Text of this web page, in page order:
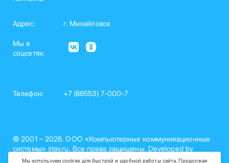
Мы используем cookies для быстрой и удобной работы сайта. Продолжая
Адрес: г. Михайловск
Мы в
соцсетях:
Телефон: +7 (86553) 7-000-7
© 2001 – 2026. ООО «Компьютерные коммуникационные
системы» stav.ru. Все права защищены. Developed by
nelset.com